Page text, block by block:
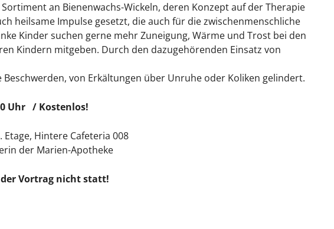
an Bienenwachs-Wickeln, deren Konzept auf der Therapie
heilsame Impulse gesetzt, die auch für die zwischenmenschliche
Kinder suchen gerne mehr Zuneigung, Wärme und Trost bei den
Kindern mitgeben. Durch den dazugehörenden Einsatz von
von Erkältungen über Unruhe oder Koliken gelindert.
Uhr / Kostenlos!
Hintere Cafeteria 008
der Marien-Apotheke
Vortrag nicht statt!